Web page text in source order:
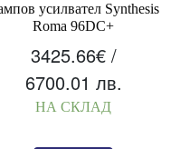
усилвател Synthesis
Roma 96DC+
3425.66€/
6700.01 лв.
НА СКЛАД